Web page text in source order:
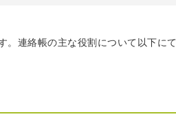
連絡帳の主な役割について以下にて